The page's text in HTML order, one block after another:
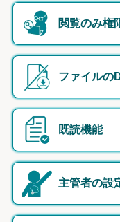
閲覧のみ権
ファイルの
既読機能
主管者の設